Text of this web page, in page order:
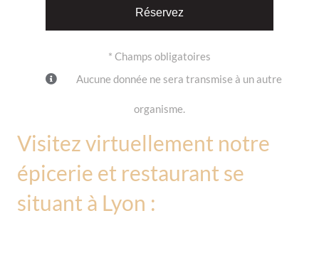
* Champs obligatoires
Aucune donnée ne sera transmise à un autre
organisme.
Visitez virtuellement notre
épicerie et restaurant se
situant à Lyon :